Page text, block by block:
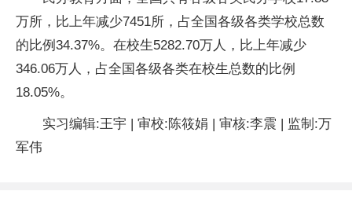
万所，比上年减少7451所，占全国各级各类学校总数
的比例34.37%。在校生5282.70万人，比上年减少
346.06万人，占全国各级各类在校生总数的比例
18.05%。
实习编辑:王宇 | 审校:陈筱娟 | 审核:李震 | 监制:万
军伟